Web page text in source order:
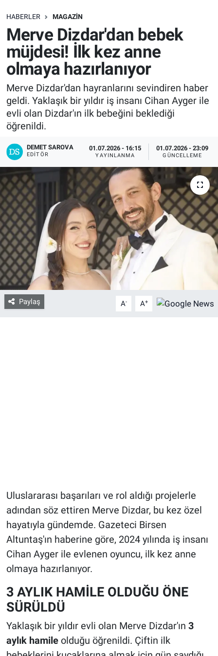
HABERLER MAGAZIN
Merve Dizdar'dan bebek
müjdesi! İlk kez anne
olmaya hazırlanıyor
Merve Dizdar'dan hayranlarını sevindiren haber
geldi. Yaklaşık bir yıldır iş insanı Cihan Ayger ile
evli olan Dizdar'ın ilk bebeğini beklediği
öğrenildi.
DEMET SAROVA
EDITÖR
01.07.2026 - 16:15
YAYINLANMA
01.07.2026 - 23:09
GÜNCELLEME
Paylaş A- A+
Uluslararası başarıları ve rol aldığı projelerle
adından söz ettiren Merve Dizdar, bu kez özel
hayatıyla gündemde. Gazeteci Birsen
Altuntaş'ın haberine göre, 2024 yılında iş insanı
Cihan Ayger ile evlenen oyuncu, ilk kez anne
olmaya hazırlanıyor.
3 AYLIK HAMİLE OLDUĞU ÖNE
SÜRÜLDÜ
Yaklaşık bir yıldır evli olan Merve Dizdar'ın 3
aylık hamileolduğu öğrenildi. Çiftin ilk
SAĞLIK
EKONOMİ
EĞİTİM
ÖZEL HABER
Keşfet
ASTROLOJİ
MANŞET
RESMİ İLANLAR
İLAN
Bize ulaşın
İletişim/Künye
Yaşam